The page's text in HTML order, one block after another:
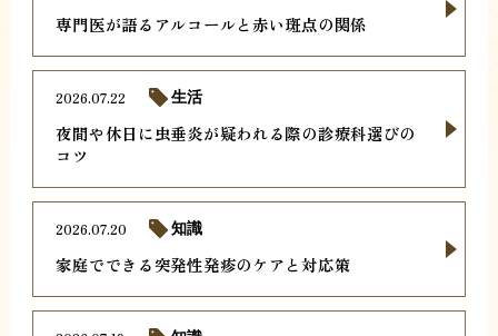
専門医が語るアルコールと赤い斑点の関係
夜間や休日に虫垂炎が疑われる際の診療科選びの
コツ
2026.07.22 生活
家庭でできる突発性発疹のケアと対応策
2026.07.20 知識